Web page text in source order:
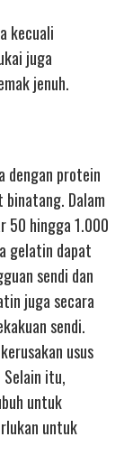
kecuali
juga
jenuh.
dengan protein
Dalam
50 hingga 1.000
gelatin dapat
sendi dan
juga secara
sendi.
usus
Selain itu,
untuk
untuk